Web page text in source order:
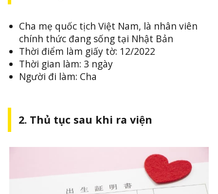
Cha mẹ quốc tịch Việt Nam, là nhân viên
chính thức đang sống tại Nhật Bản
Thời điểm làm giấy tờ: 12/2022
Thời gian làm: 3 ngày
Người đi làm: Cha
2. Thủ tục sau khi ra viện